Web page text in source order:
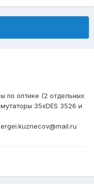
по оптике (2 отдельных
35хDES 3526 и